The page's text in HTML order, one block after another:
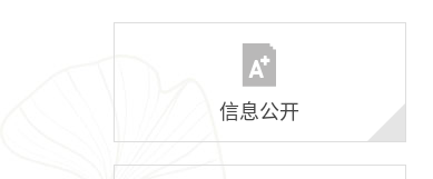
信息公开